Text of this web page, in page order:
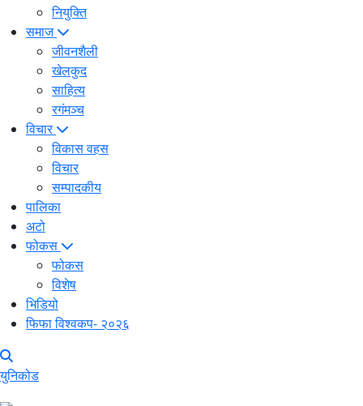
नियुक्ति
समाज
जीवनशैली
खेलकुद
साहित्य
रगंमञ्च
विचार
विकास वहस
विचार
सम्पादकीय
पालिका
अटो
फोकस
फोकस
विशेष
भिडियो
फिफा विश्वकप- २०२६
युनिकोड